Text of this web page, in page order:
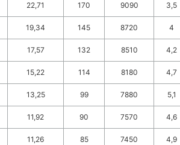
22,71 170 9090 3,5
19,34 145 8720 4
17,57 132 8510 4,2
15,22 114 8180 4,7
13,25 99 7880 5,1
11,92 90 7570 4,6
11,26 85 7450 4,9